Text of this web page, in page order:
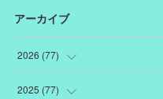
アーカイブ
2026 (77)
(18 )
2025 (77)